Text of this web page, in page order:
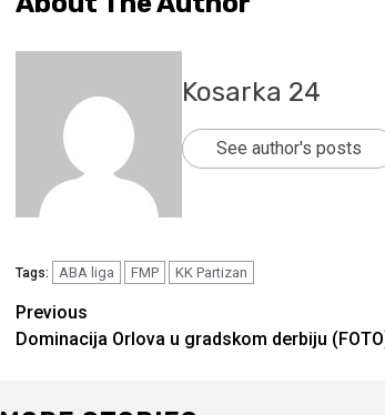
Kosarka 24
See author's posts
Tags: ABA liga FMP KK Partizan
Continue
Reading
Previous
Dominacija Orlova u gradskom derbiju